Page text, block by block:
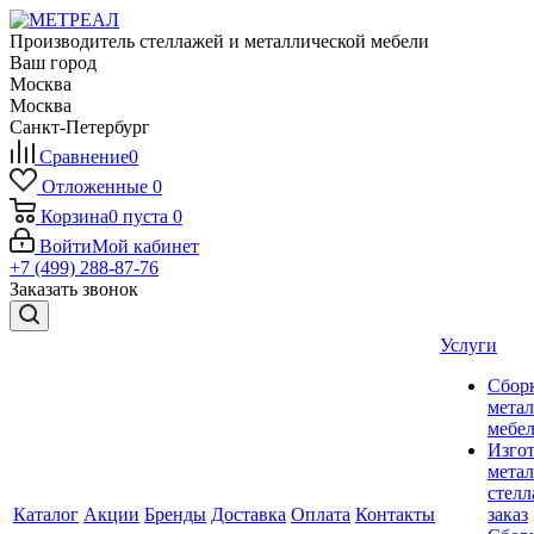
Производитель стеллажей и металлической мебели
Ваш город
Москва
Москва
Санкт-Петербург
Сравнение0
Отложенные 0
Корзина0 пуста 0
ВойтиМой кабинет
+7 (499) 288-87-76
Заказать звонок
Каталог Акции Бренды Доставка Оплата Контакты
Услуги
заказ